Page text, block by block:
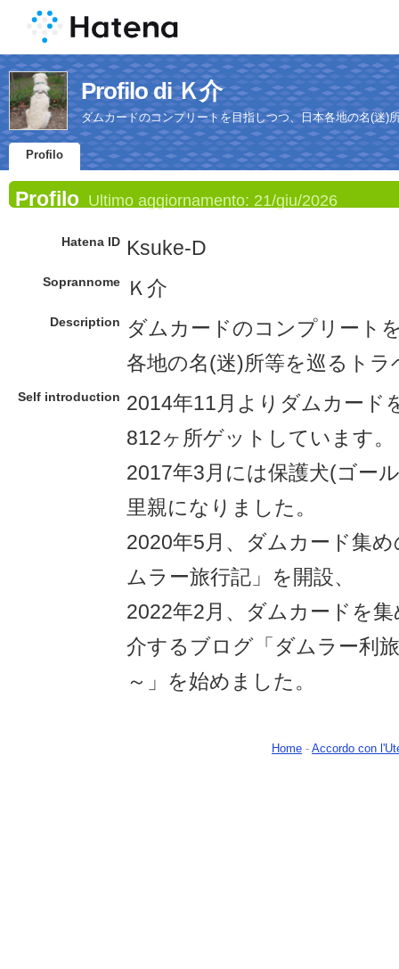
Profilo di Ｋ介
ダムカードのコンプリートを目指しつつ、日本各地の名(迷)
Profilo
Profilo Ultimo aggiornamento: 21/giu/2026
Hatena ID Ksuke-D
Soprannome Ｋ介
Description
ダムカードのコンプリート
各地の名(迷)所等を巡るトラ
Self introduction 2014年11月よりダムカード
812ヶ所ゲットしています。
2017年3月には保護犬(ゴー
里親になりました。
2020年5月、ダムカード集
ムラー旅行記」を開設、
2022年2月、ダムカードを
介するブログ「ダムラー利
～」を始めました。
Home - Accordo con